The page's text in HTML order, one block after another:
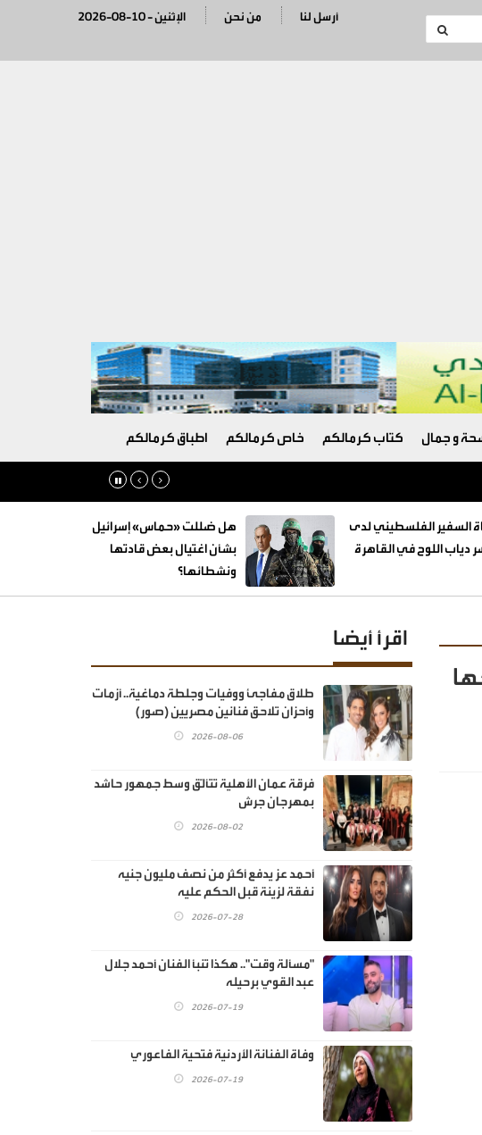
2026-08-10 - الإثنين من نحن أرسل لنا
و جمال كتاب كرمالكم خاص كرمالكم اطباق كرمالكم
السفير الفلسطيني لدى
دياب اللوح في القاهرة
هل ضللت «حماس» إسرائيل
بشأن اغتيال بعض قادتها
ونشطائها؟
اقرأ أيضا
طلاق مفاجئ ووفيات وجلطة دماغية.. أزمات
وأحزان تلاحق فنانين مصريين (صور)
2026-08-06
فرقة عمان الأهلية تتألّق وسط جمهور حاشد
بمهرجان جرش
2026-08-02
أحمد عز يدفع أكثر من نصف مليون جنيه
نفقة لزينة قبل الحكم عليه
2026-07-28
"مسألة وقت".. هكذا تنبأ الفنان أحمد جلال
عبد القوي برحيله
2026-07-19
وفاة الفنانة الأردنية فتحية الفاعوري
2026-07-19